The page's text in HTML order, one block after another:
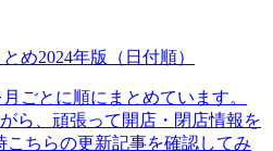
め2024年版（日付順）
ごとに順にまとめています。
ら、頑張って開店・閉店情報を
こちらの更新記事を確認してみ